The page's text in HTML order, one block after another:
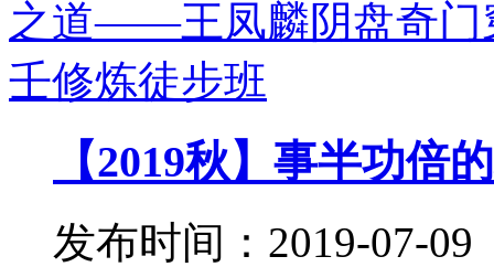
【2019秋】事半功
发布时间：2019-07-09